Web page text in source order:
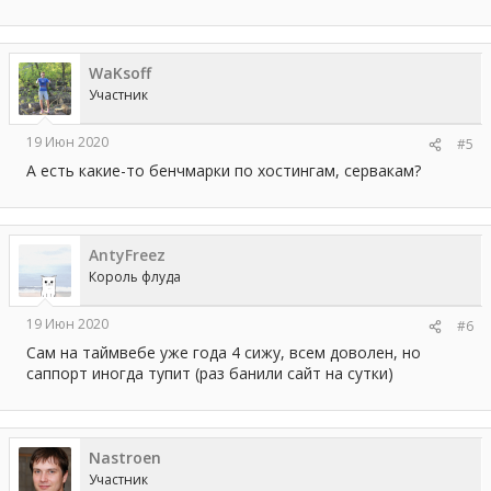
WaKsoff
Участник
19 Июн 2020 #5
А есть какие-то бенчмарки по хостингам, сервакам?
AntyFreez
Король флуда
19 Июн 2020 #6
Сам на таймвебе уже года 4 сижу, всем доволен, но
саппорт иногда тупит (раз банили сайт на сутки)
Nastroen
Участник